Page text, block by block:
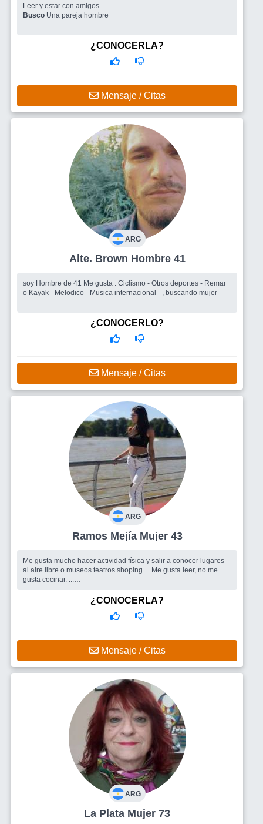
Leer y estar con amigos...
Busco Una pareja hombre
¿CONOCERLA?
Mensaje / Citas
ARG
Alte. Brown Hombre 41
soy Hombre de 41 Me gusta : Ciclismo - Otros deportes - Remar
o Kayak - Melodico - Musica internacional - , buscando mujer
¿CONOCERLO?
Mensaje / Citas
ARG
Ramos Mejía Mujer 43
Me gusta mucho hacer actividad física y salir a conocer lugares
al aire libre o museos teatros shoping.... Me gusta leer, no me
gusta cocinar. ...
¿CONOCERLA?
Mensaje / Citas
ARG
La Plata Mujer 73